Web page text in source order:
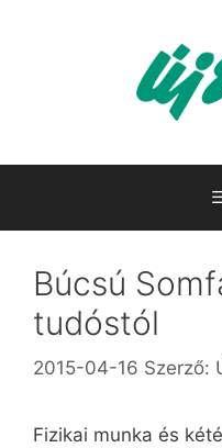
Búcsú
tudóstól
2015-04-16 Szerző:
Fizikai munka és